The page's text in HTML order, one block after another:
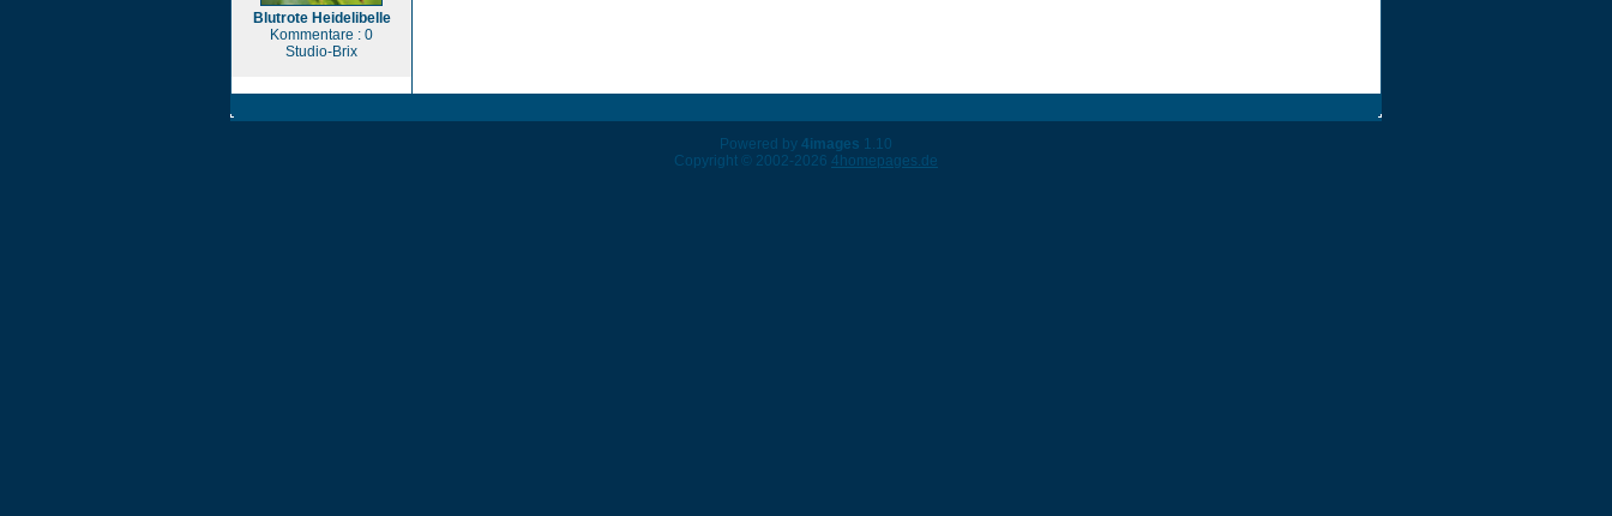
Blutrote Heidelibelle
Kommentare : 0
Studio-Brix
Powered by 4images 1.10
Copyright © 2002-2026 4homepages.de